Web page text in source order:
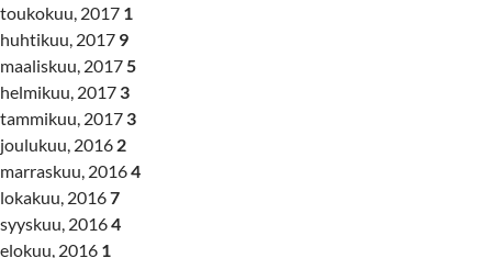
toukokuu, 2017 1
huhtikuu, 2017 9
maaliskuu, 2017 5
helmikuu, 2017 3
tammikuu, 2017 3
joulukuu, 2016 2
marraskuu, 20164
lokakuu, 20167
syyskuu, 20164
elokuu, 2016 1